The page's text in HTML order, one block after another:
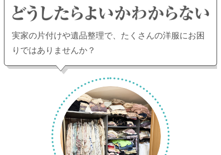
実家の片付けや遺品整理で、 たくさんの洋服にお困
りではありませんか？